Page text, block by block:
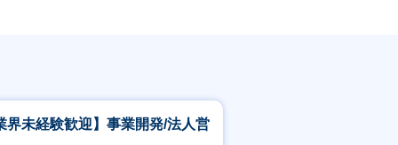
界未経験歓迎】事業開発/法人営